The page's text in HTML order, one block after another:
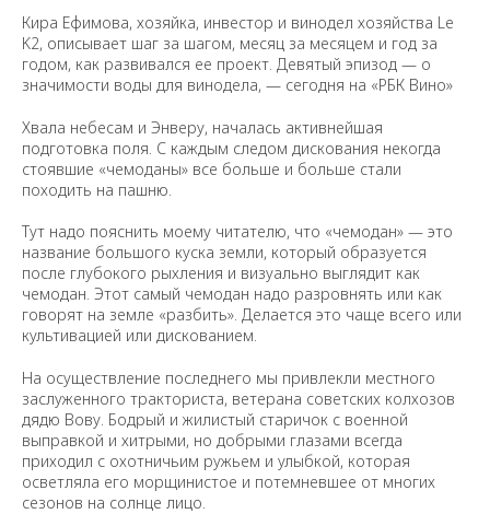
Кира Ефимова, хозяйка, инвестор и винодел хозяйства Le
K2, описывает шаг за шагом, месяц за месяцем и год за
годом, как развивался ее проект. Девятый эпизод — о
значимости воды для винодела, — сегодня на «РБК Вино»
Хвала небесам и Энверу, началась активнейшая
подготовка поля. С каждым следом дискования некогда
стоявшие «чемоданы» все больше и больше стали
походить на пашню.
Тут надо пояснить моему читателю, что «чемодан» — это
название большого куска земли, который образуется
после глубокого рыхления и визуально выглядит как
чемодан. Этот самый чемодан надо разровнять или как
говорят на земле «разбить». Делается это чаще всего или
культивацией или дискованием.
На осуществление последнего мы привлекли местного
заслуженного тракториста, ветерана советских колхозов
дядю Вову. Бодрый и жилистый старичок с военной
выправкой и хитрыми, но добрыми глазами всегда
приходил с охотничьим ружьем и улыбкой, которая
осветляла его морщинистое и потемневшее от многих
сезонов на солнце лицо.